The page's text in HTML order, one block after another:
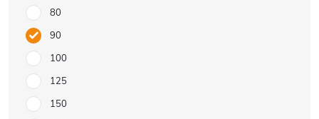
80
90
100
125
150